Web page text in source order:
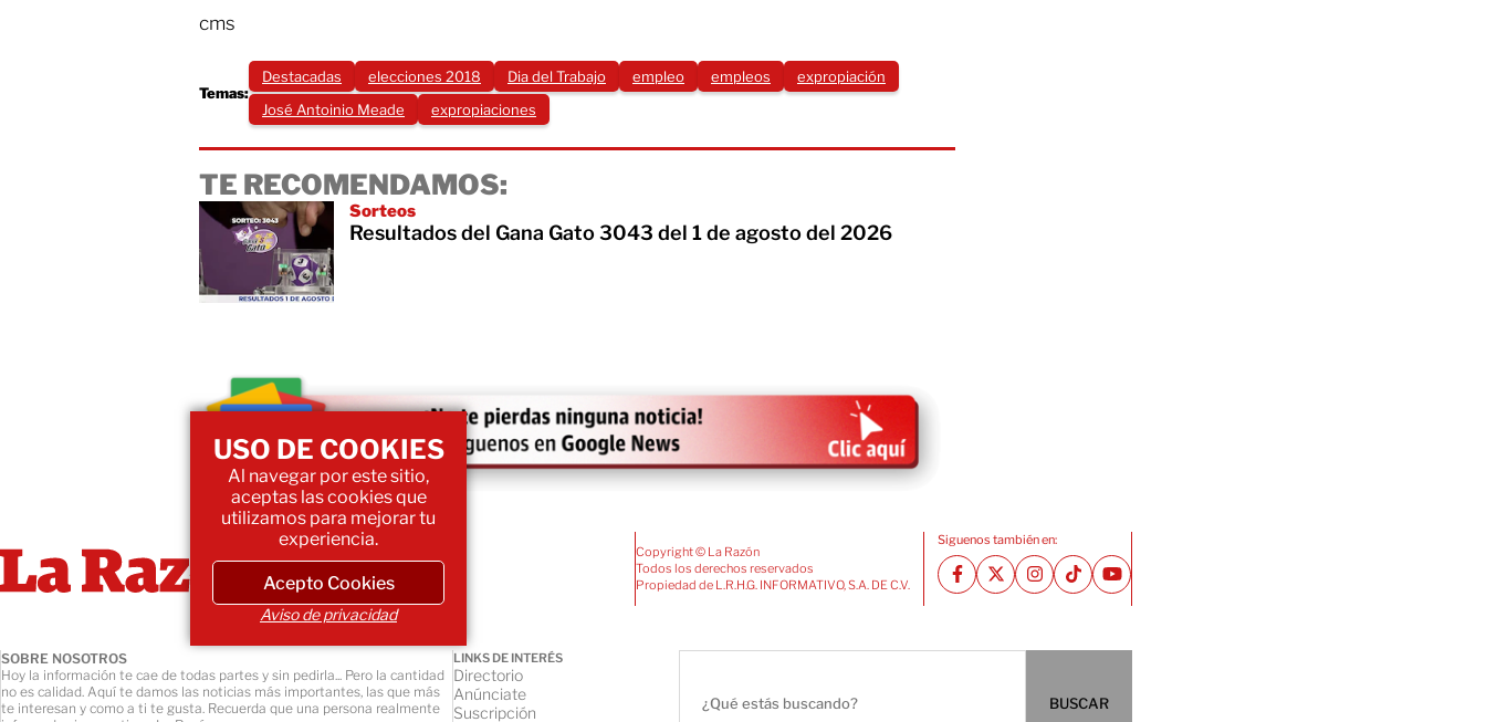
cms
Temas:
Destacadas elecciones 2018 Dia del Trabajo empleo empleos
expropiación
José Antoinio Meade
expropiaciones
TE RECOMENDAMOS:
Sorteos
Resultados del Gana Gato 3043 del 1 de agosto del 2026
Copyright © La Razón
Todos los derechos reservados
Propiedad de L.R.H.G. INFORMATIVO, S.A. DE C.V.
Siguenos también en:
SOBRE NOSOTROS
Hoy la información te cae de todas partes y sin pedirla... Pero la cantidad
no es calidad. Aquí te damos las noticias más importantes, las que más
te interesan y como a ti te gusta. Recuerda que una persona realmente
LINKS DE INTERÉS
Directorio
Anúnciate
Suscripción
BUSCAR
USO DE COOKIES
Al navegar por este sitio,
aceptas las cookies que
utilizamos para mejorar tu
experiencia.
Acepto Cookies
Aviso de privacidad